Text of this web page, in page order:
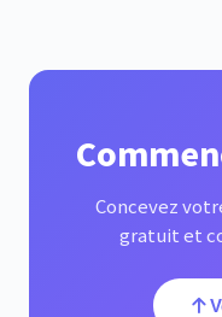
Concevez
gratuit et